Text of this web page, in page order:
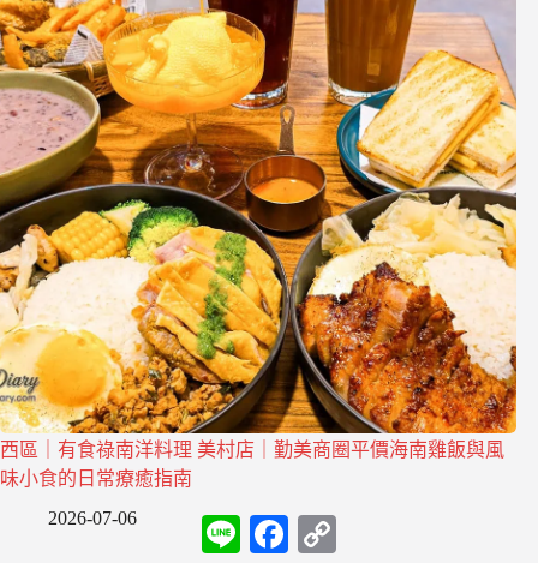
西區｜有食祿南洋料理 美村店｜勤美商圈平價海南雞飯與風
味小食的日常療癒指南
2026-07-06
L
F